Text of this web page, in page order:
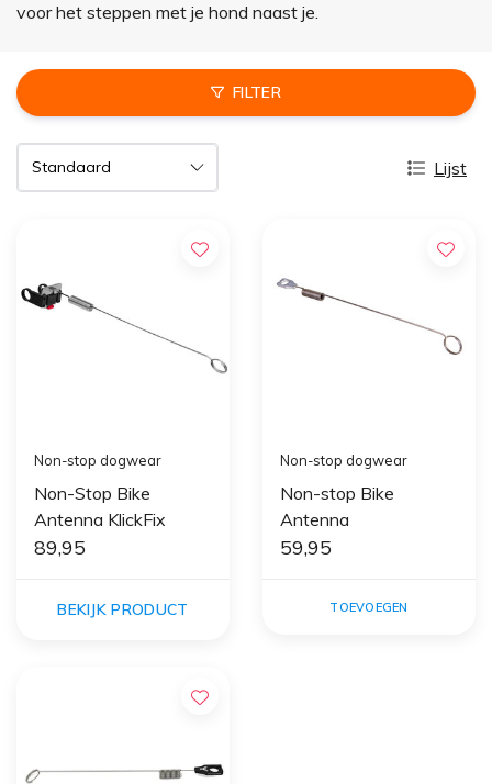
voor het steppen met je hond naast je.
FILTER
Lijst
Non-stop dogwear
Non-Stop Bike
Antenna KlickFix
89,95
BEKIJK PRODUCT
Non-stop dogwear
Non-stop Bike
Antenna
59,95
TOEVOEGEN